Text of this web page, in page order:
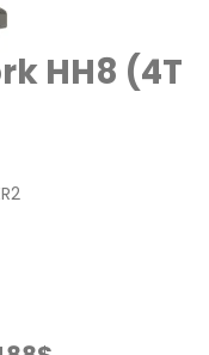
HH8 (4T